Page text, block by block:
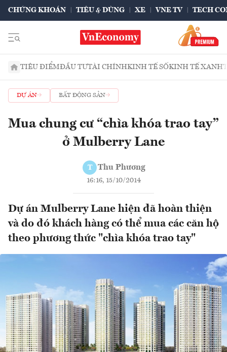
CHỨNG KHOÁN TIÊU & DÙNG XE VNE TV TECH
TIÊU ĐIỂMĐẦU TƯTÀI CHÍNHKINH TẾ SỐKINH TẾ XANH
DỰ ÁN BẤT ĐỘNG SẢN
Mua chung cư “chìa khóa trao tay”
ở Mulberry Lane
T Thu Phương
16:16, 15/10/2014
Dự án Mulberry Lane hiện đã hoàn thiện
và do đó khách hàng có thể mua các căn hộ
theo phương thức "chìa khóa trao tay"